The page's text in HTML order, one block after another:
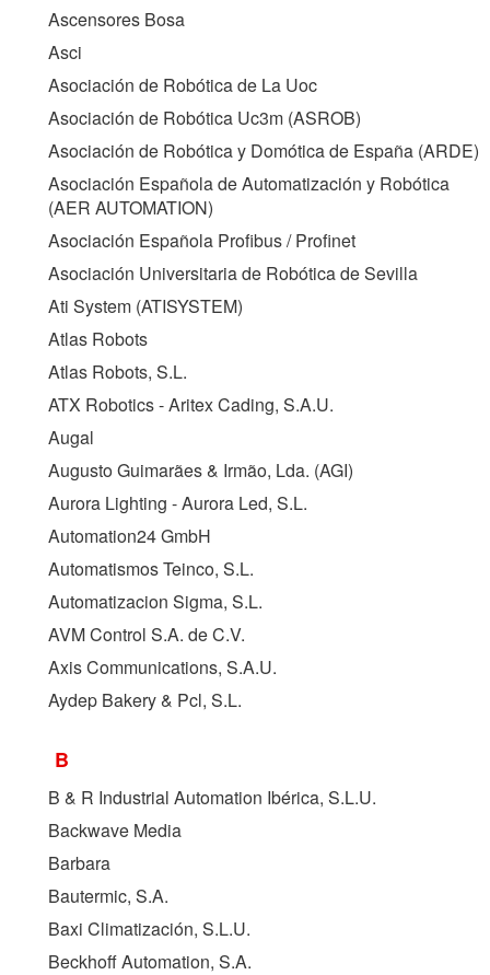
Ascensores Bosa
Asci
Asociación de Robótica de La Uoc
Asociación de Robótica Uc3m (ASROB)
Asociación de Robótica y Domótica de España (ARDE)
Asociación Española de Automatización y Robótica
(AER AUTOMATION)
Asociación Española Profibus / Profinet
Asociación Universitaria de Robótica de Sevilla
Ati System (ATISYSTEM)
Atlas Robots
Atlas Robots, S.L.
ATX Robotics - Aritex Cading, S.A.U.
Augal
Augusto Guimarães & Irmão, Lda. (AGI)
Aurora Lighting - Aurora Led, S.L.
Automation24 GmbH
Automatismos Teinco, S.L.
Automatizacion Sigma, S.L.
AVM Control S.A. de C.V.
Axis Communications, S.A.U.
Aydep Bakery & Pcl, S.L.
B
B & R Industrial Automation Ibérica, S.L.U.
Backwave Media
Barbara
Bautermic, S.A.
Baxi Climatización, S.L.U.
Beckhoff Automation, S.A.